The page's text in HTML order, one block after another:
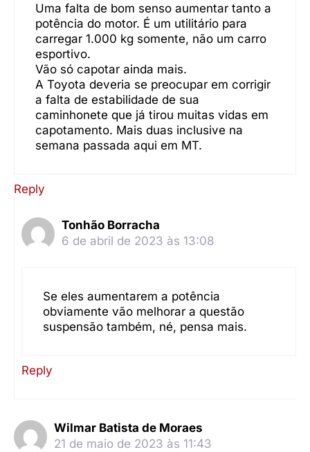
Uma falta de bom senso aumentar tanto a
potência do motor. É um utilitário para
carregar 1.000 kg somente, não um carro
esportivo.
Vão só capotar ainda mais.
A Toyota deveria se preocupar em corrigir
a falta de estabilidade de sua
caminhonete que já tirou muitas vidas em
capotamento. Mais duas inclusive na
semana passada aqui em MT.
Reply
Tonhão Borracha
6 de abril de 2023 às 13:08
Se eles aumentarem a potência
obviamente vão melhorar a questão
suspensão também, né, pensa mais.
Reply
Wilmar Batista de Moraes
21 de maio de 2023 às 11:43